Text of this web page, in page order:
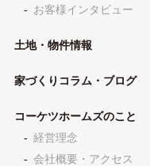
お客様インタビュー
土地・物件情報
家づくりコラム・ブログ
コーケツホームズのこと
経営理念
会社概要・アクセス